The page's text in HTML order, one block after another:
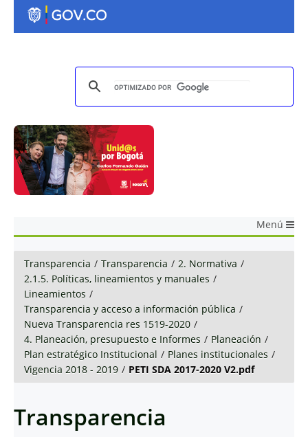
Menú
Transparencia / Transparencia / 2. Normativa /
2.1.5. Políticas, lineamientos y manuales /
Lineamientos /
Transparencia y acceso a información pública /
Nueva Transparencia res 1519-2020 /
4. Planeación, presupuesto e Informes / Planeación /
Plan estratégico Institucional / Planes institucionales /
Vigencia 2018 - 2019 / PETI SDA 2017-2020 V2.pdf
Transparencia